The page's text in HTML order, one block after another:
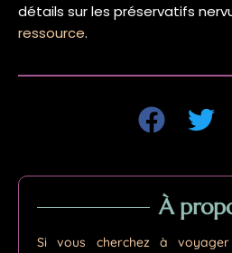
détails sur les préservatifs
ressource.
À
Si vous cherchez à